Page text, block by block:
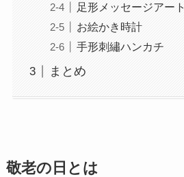
足形メッセージアート
お絵かき時計
手形刺繡ハンカチ
まとめ
敬老の日とは